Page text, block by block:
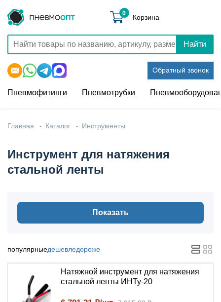
Найти
Обратный звонок
0 Корзина
Пневмофитинги Пневмотрубки
Главная Каталог Инструменты
Инструмент для натяжения
стальной ленты
Показать
популярныедешевледороже
Натяжной инструмент для натяжения
стальной ленты ИНТу-20